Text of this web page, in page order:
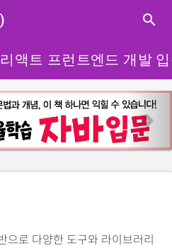
close
search
액트 프런트엔드 개발
n
e
x
으로 다양한 도구와 라이브러리